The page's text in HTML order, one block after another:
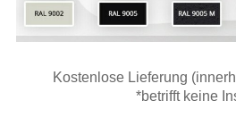
Kostenlose Lieferung
*betrifft keine